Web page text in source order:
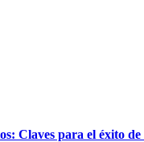
Claves para el éxito